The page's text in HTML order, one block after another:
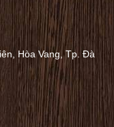
Hòa Vang, Tp. Đà